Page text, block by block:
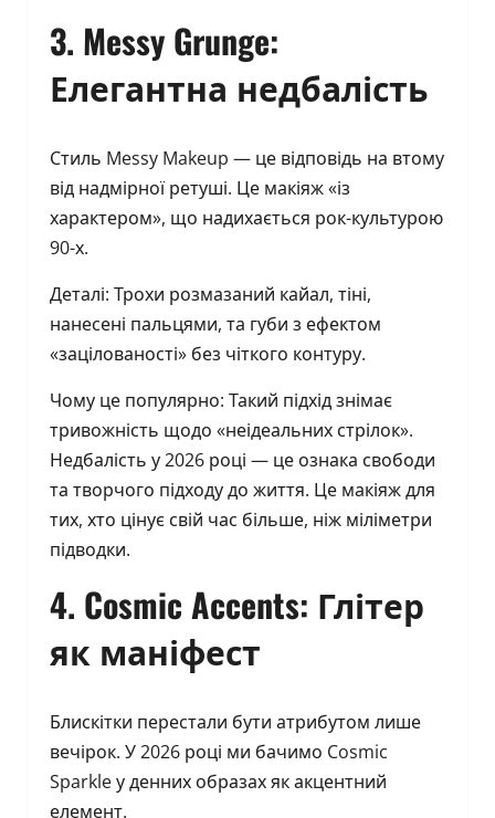
3. Messy Grunge:
Елегантна недбалість
Стиль Messy Makeup — це відповідь на втому
від надмірної ретуші. Це макіяж «із
характером», що надихається рок-культурою
90-х.
Деталі: Трохи розмазаний кайал, тіні,
нанесені пальцями, та губи з ефектом
«зацілованості» без чіткого контуру.
Чому це популярно: Такий підхід знімає
тривожність щодо «неідеальних стрілок».
Недбалість у 2026 році — це ознака свободи
та творчого підходу до життя. Це макіяж для
тих, хто цінує свій час більше, ніж міліметри
підводки.
4. Cosmic Accents: Глітер
як маніфест
Блискітки перестали бути атрибутом лише
вечірок. У 2026 році ми бачимо Cosmic
Sparkle у денних образах як акцентний
елемент.